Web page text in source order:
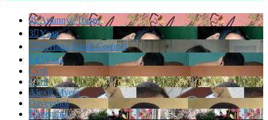
3Ariannys Torres
3Ysaa
2Viviana Natali Coronel
14Ysaa
Cvril
Cvril
Alexis Myers
Davegrhol
Davegrhol